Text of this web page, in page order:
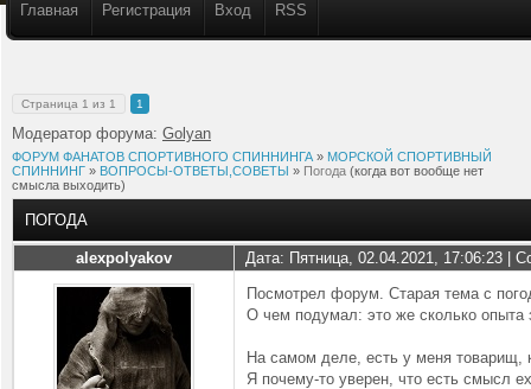
Главная Регистрация Вход RSS
Страница 1 из 1 1
Модератор форума: Golyan
ФОРУМ ФАНАТОВ СПОРТИВНОГО СПИННИНГА » МОРСКОЙ СПОРТИВНЫЙ
СПИННИНГ » ВОПРОСЫ-ОТВЕТЫ,СОВЕТЫ » Погода (когда вот вообще нет
смысла выходить)
ПОГОДА
alexpolyakov Дата: Пятница, 02.04.2021, 17:06:23 |
Посмотрел форум. Старая тема с
О чем подумал: это же сколько опыта
На самом деле, есть у меня товарищ,
Я почему-то уверен, что есть смысл